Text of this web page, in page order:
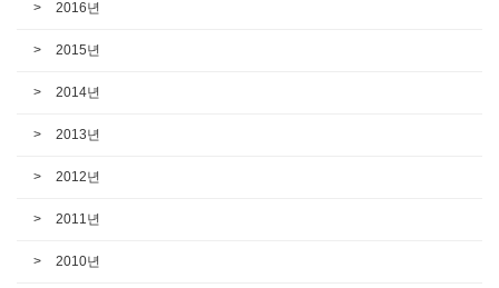
2016년
2015년
2014년
2013년
2012년
2011년
2010년